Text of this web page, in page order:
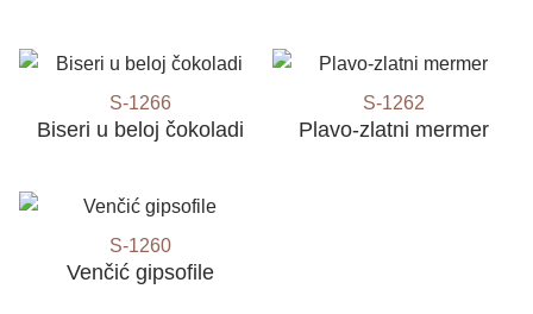
S-1266
Biseri u beloj čokoladi
S-1262
Plavo-zlatni mermer
S-1260
Venčić gipsofile